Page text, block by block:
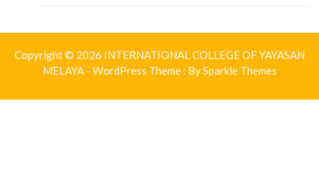
Copyright © 2026 INTERNATIONAL COLLEGE OF YAYASAN
MELAYA - WordPress Theme : BySparkle Themes